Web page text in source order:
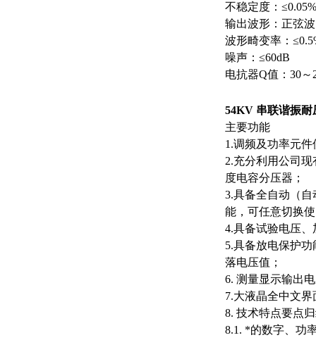
不稳定度：≤0.05%
输出波形：正弦波
波形畸变率：
噪声：≤60dB
电抗器Q值：30～
54KV 串联谐振耐
主要功能
1.调频及功率元
2.充分利用公司
度电容分压器；
3.具备全自动（
能，可任意切换
4.具备试验电压
5.具备放电保护
落电压值；
6. 测量显示输出
7.大液晶全中文
8. 技术特点要点
8.1. *的数字、功